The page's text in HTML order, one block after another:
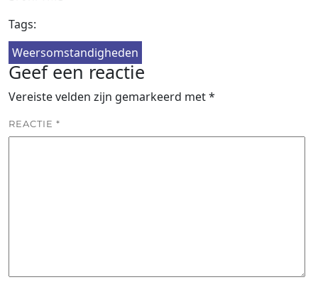
Tags:
Weersomstandigheden
Geef een reactie
Vereiste velden zijn gemarkeerd met*
REACTIE *